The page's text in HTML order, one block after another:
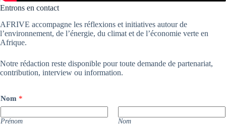
Entrons en contact
AFRIVE accompagne les réflexions et initiatives autour de
l’environnement, de l’énergie, du climat et de l’économie verte en
Afrique.
Notre rédaction reste disponible pour toute demande de partenariat,
contribution, interview ou information.
Nom *
Prénom Nom